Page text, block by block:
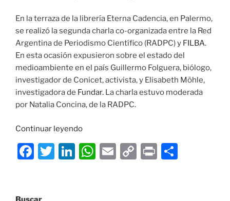
En la terraza de la librería Eterna Cadencia, en Palermo,
se realizó la segunda charla co-organizada entre la Red
Argentina de Periodismo Científico (RADPC) y FILBA.
En esta ocasión expusieron sobre el estado del
medioambiente en el país Guillermo Folguera, biólogo,
investigador de Conicet, activista, y Elisabeth Möhle,
investigadora de Fundar. La charla estuvo moderada
por Natalia Concina, de la RADPC.
Continuar leyendo«Conversaciones
:
F
T
Li W E
C
P